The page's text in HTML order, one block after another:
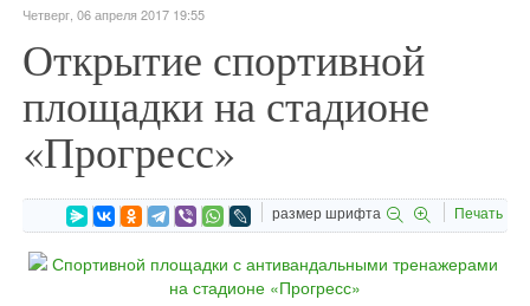
Четверг, 06 апреля 2017 19:55
Открытие спортивной
площадки на стадионе
«Прогресс»
размер шрифта Печать